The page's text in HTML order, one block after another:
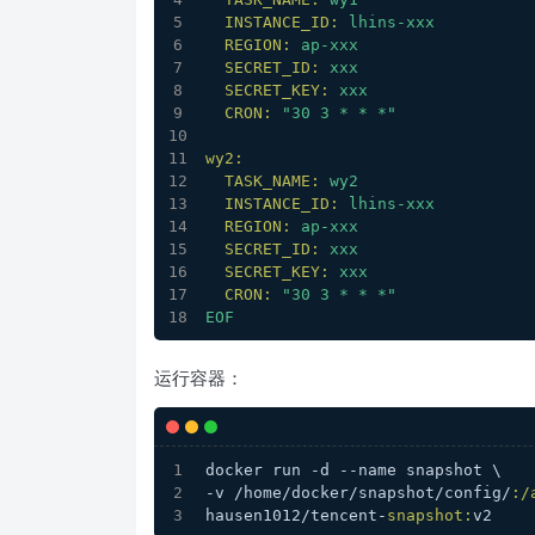
INSTANCE_ID:
lhins-xxx
REGION:
ap-xxx
SECRET_ID:
xxx
SECRET_KEY:
xxx
CRON:
"30 3 * * *"
wy2:
TASK_NAME:
wy2
INSTANCE_ID:
lhins-xxx
REGION:
ap-xxx
SECRET_ID:
xxx
SECRET_KEY:
xxx
CRON:
"30 3 * * *"
EOF
运行容器：
docker run -d --name snapshot \
-v /home/docker/snapshot/config/ :/
hausen1012/tencent- snapshot: v2